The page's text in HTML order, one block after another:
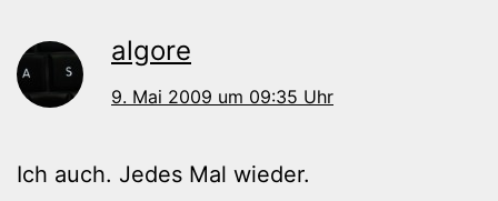
algore
9. Mai 2009 um 09:35 Uhr
Ich auch. Jedes Mal wieder.